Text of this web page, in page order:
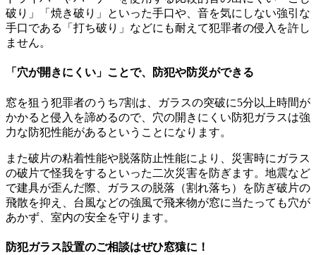
破り」「焼き破り」といった手口や、音を気にしない強引な
手口である「打ち破り」などにも耐えて犯罪者の侵入を許し
ません。
「穴が開きにくい」ことで、防犯や防災ができる
窓を狙う犯罪者のうち7割は、ガラスの突破に5分以上時間が
かかると侵入を諦めるので、穴の開きにくい防犯ガラスは強
力な防犯性能があるということになります。
また破片の粘着性能や脱落防止性能により、災害時にガラス
の破片で怪我をするといった二次災害を防ぎます。地震など
で建具が歪んだ際、ガラスの脱落（割れ落ち）を防ぎ破片の
飛散を抑え、台風などの強風で飛来物が窓に当たっても穴が
あかず、室内の安全を守ります。
防犯ガラス設置のご相談はぜひ窓猿に！